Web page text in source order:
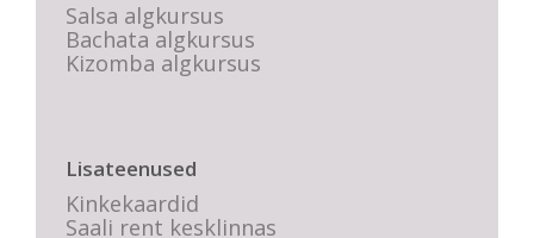
Salsa algkursus
Bachata algkursus
Kizomba algkursus
Lisateenused
Kinkekaardid
Saali rent kesklinnas